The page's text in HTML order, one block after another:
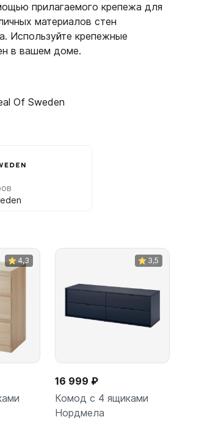
прилагаемого крепежа для
материалов стен
Используйте крепежные
в вашем доме.
Of Sweden
4,3 3,5
16 999 ₽
Комод с 4 ящиками
Нордмела